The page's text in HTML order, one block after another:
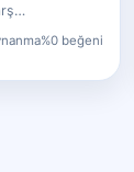
%0 beğeni